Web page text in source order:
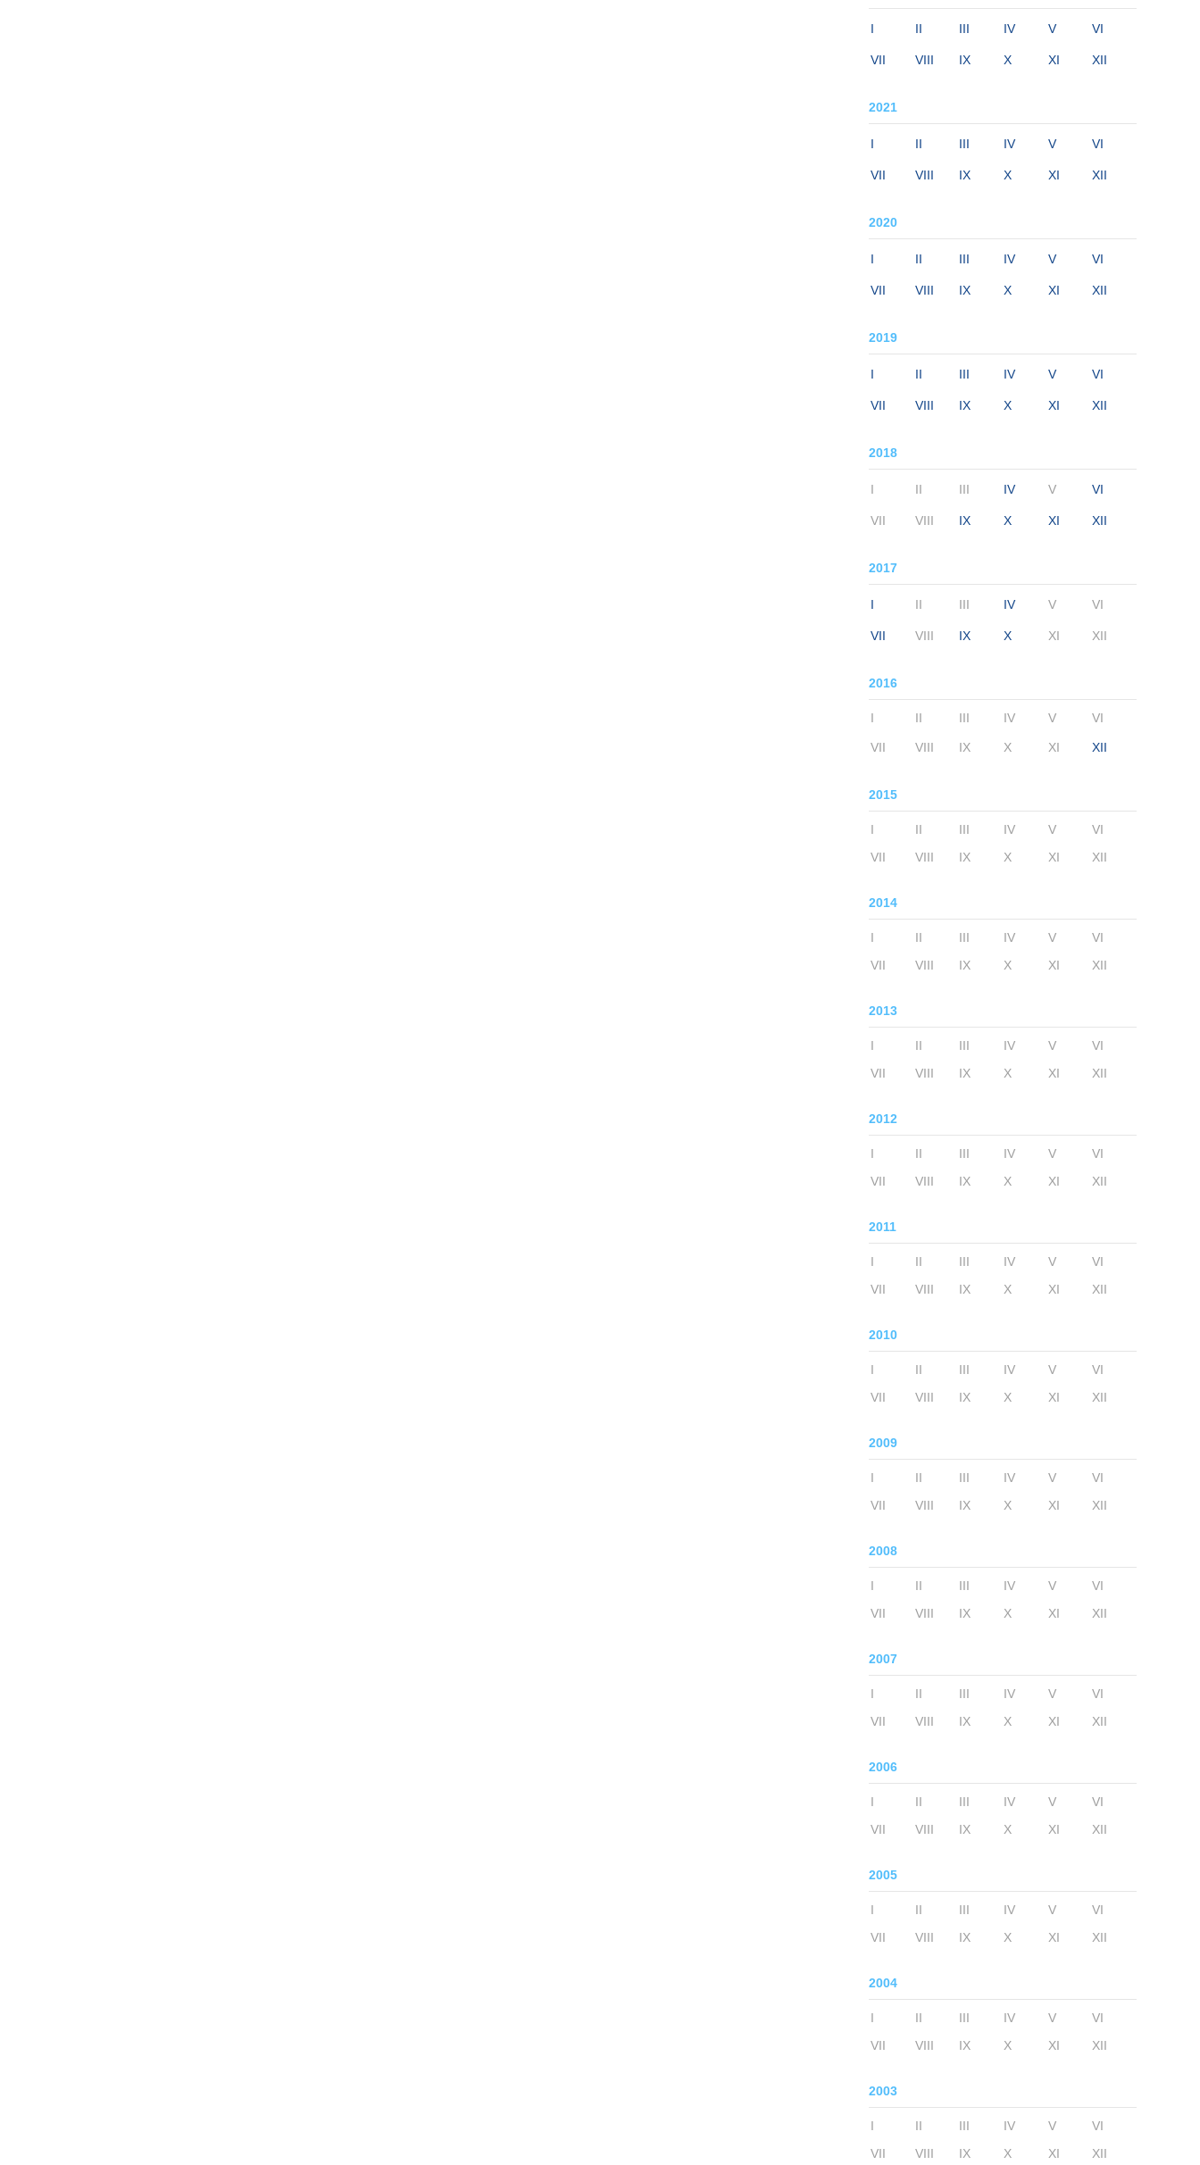
I II III IV V VI
VII VIII IX X XI XII
2021
I II III IV V VI
VII VIII IX X XI XII
2020
I II III IV V VI
VII VIII IX X XI XII
2019
I II III IV V VI
VII VIII IX X XI XII
2018
I II III IV V VI
VII VIII IX X XI XII
2017
I II III IV V VI
VII VIII IX X XI XII
2016
I II III IV V VI
VII VIII IX X XI XII
2015
I II III IV V
VI
VII
VIII IX X XI XII
2014
I II III IV V
VI
VII
VIII IX X XI XII
2013
I II III IV V
VI
VII
VIII IX X XI XII
2012
I II III IV V
VI
VII
VIII IX X XI XII
2011
I II III IV V
VI
VII
VIII IX X XI XII
2010
I II III IV V
VI
VII
VIII IX X XI XII
2009
I II III IV V
VI
VII
VIII IX X XI XII
2008
I II III IV V
VI
VII
VIII IX X XI XII
2007
I II III IV V
VI
VII
VIII IX X XI XII
2006
I II III IV V
VI
VII
VIII IX X XI XII
2005
I II III IV V
VI
VII
VIII IX X XI XII
2004
I II III IV V
VI
VII
VIII IX X XI XII
2003
I II III IV V
VI
VII
VIII IX X XI XII